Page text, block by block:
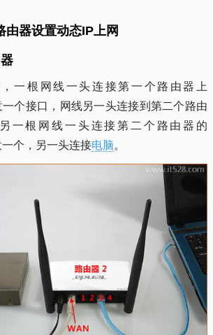
由器设置动态IP上网
一根网线一头连接第一个路由器上
一个接口，网线另一头连接到第二个路由
一根网线一头连接第二个路由器的
个，另一头连接电脑。